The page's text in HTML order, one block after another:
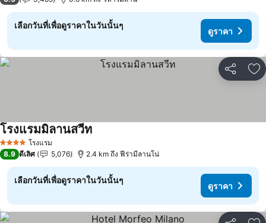
เลือกวันที่เพื่อดูราคาในวันนั้นๆ
ดูราคา
แชร์ เ
4 ดาว โรงแรม
โรงแรมมิลานสวีทดูราคา
8.9 ดีเลิศ 5,076 2.4 km ถึง ฟีร่ามีลานโน่
เลือกวันที่เพื่อดูราคาในวันนั้นๆ
ดูราคา